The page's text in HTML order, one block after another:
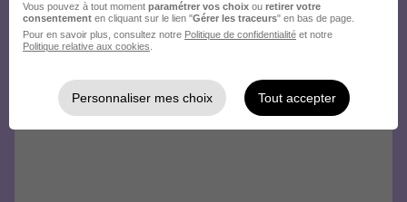
Vous pouvez à tout moment paramétrer vos choix ou retirer votre
consentement en cliquant sur le lien "Gérer les traceurs" en bas de page.
Pour en savoir plus, consultez notre Politique de confidentialité et notre
Politique relative aux cookies
Personnaliser mes choix Tout accepter